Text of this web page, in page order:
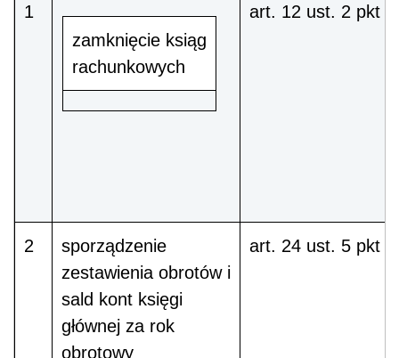
1
zamknięcie ksiąg
rachunkowych
art. 12 ust. 2 pkt 1
2
sporządzenie
zestawienia obrotów i
sald kont księgi
głównej za rok
obrotowy
art. 24 ust. 5 pkt 2